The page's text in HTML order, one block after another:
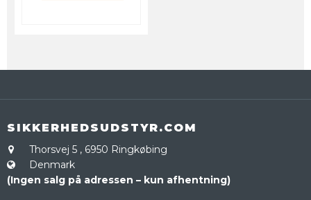
SIKKERHEDSUDSTYR.COM
Thorsvej 5 , 6950 Ringkøbing
Denmark
(Ingen salg på adressen – kun afhentning)